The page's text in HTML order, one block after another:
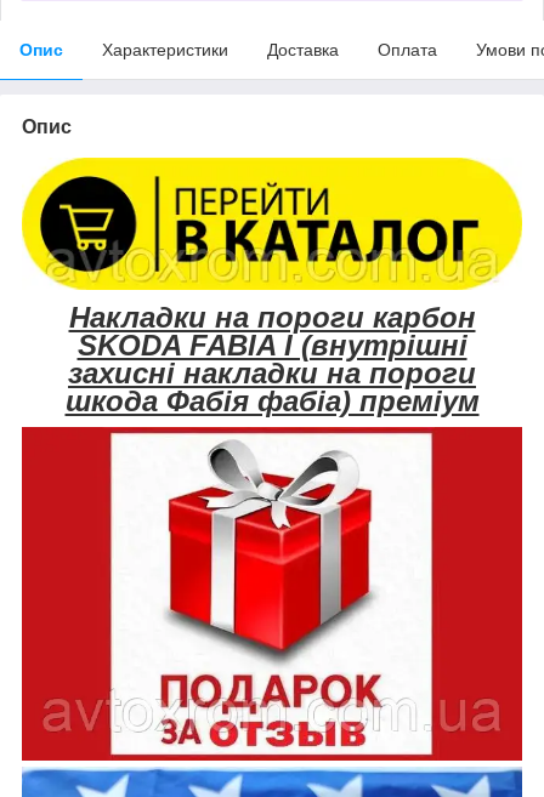
Опис Характеристики Доставка Оплата Умови
Опис
Накладки на пороги карбон
SKODA FABIA I (внутрішні
захисні накладки на пороги
шкода Фабія фабіа) преміум